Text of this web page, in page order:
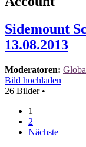
Sidemount
13.08.2013
Moderatoren:
Bild hochladen
26 Bilder •
1
2
Nächste